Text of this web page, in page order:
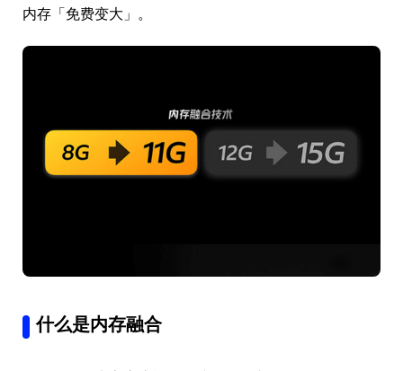
内存「免费变大」。
什么是内存融合